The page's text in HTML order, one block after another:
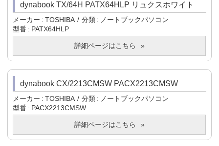
dynabook TX/64H PATX64HLP リュクスホワイト
メーカー TOSHIBA 分類
ノートブックパソコン
型番
PATX64HLP
詳細ページはこちら
dynabook CX/2213CMSW PACX2213CMSW
メーカー TOSHIBA 分類
ノートブックパソコン
型番
PACX2213CMSW
詳細ページはこちら